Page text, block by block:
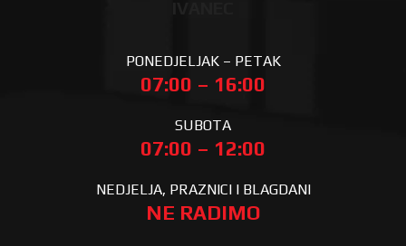
PONEDJELJAK – PETAK
07:00 – 16:00
SUBOTA
07:00 – 12:00
NEDJELJA, PRAZNICI I BLAGDANI
NE RADIMO